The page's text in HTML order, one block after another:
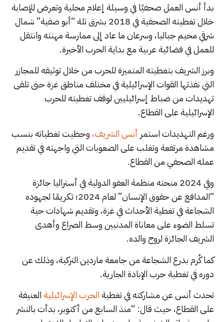
بدأ أنس العمل صحفيًا في وسيلة إعلام محلية وتعرض للإصابة
خلال تغطيته الصحفية في 2018 بشرق تلة “أبو صفية” شمال
شرقي مخيم جباليا، وسرعان ما عاد إلى ممارسة مهنته وانتقل
للعمل في فضائية عربية مع بداية الحرب الأخيرة.
وبرز الشريف بتغطيته المتميزة للحرب من خلال توثيقه للمجازر
التي نفذتها القوات الإسرائيلية في مختلف مناطق غزة حتى تلقى
تهديدات من ضباط إسرائيليين لوقف تغطيته للحرب
الإسرائيلية على القطاع.
ورغم التهديدات استمر أنس الشريف، وحظيت تغطياته بنسب
مشاهدة مرتفعة وتغلب على الصعوبات التي واجهته في تقديم
عمله الصحفي من القطاع.
وفي 2024 منحته منظمة العفو الدولية في أستراليا جائزة
“المدافع عن حقوق الإنسان” لعام 2024؛ تكريمًا لجهوده
الشجاعة في تغطية الأحداث في غزة، وتقديم شهادات حية
تسلط الضوء على معاناة المدنيين وسط الصراع وأهدى
الشريف الجائزة لروح والده.
كما كُرم بدرع الشجاعة من جامعة ماردين التركية، وذلك عن
دوره في تغطية حرب الإبادة الجارية.
تحدث أنس عن مشاركته في تغطيةالحرب الإسرائيليةالعنيفة
على القطاع، حيث قال: “منذ السابع من أكتوبر، بدأت بالنشر